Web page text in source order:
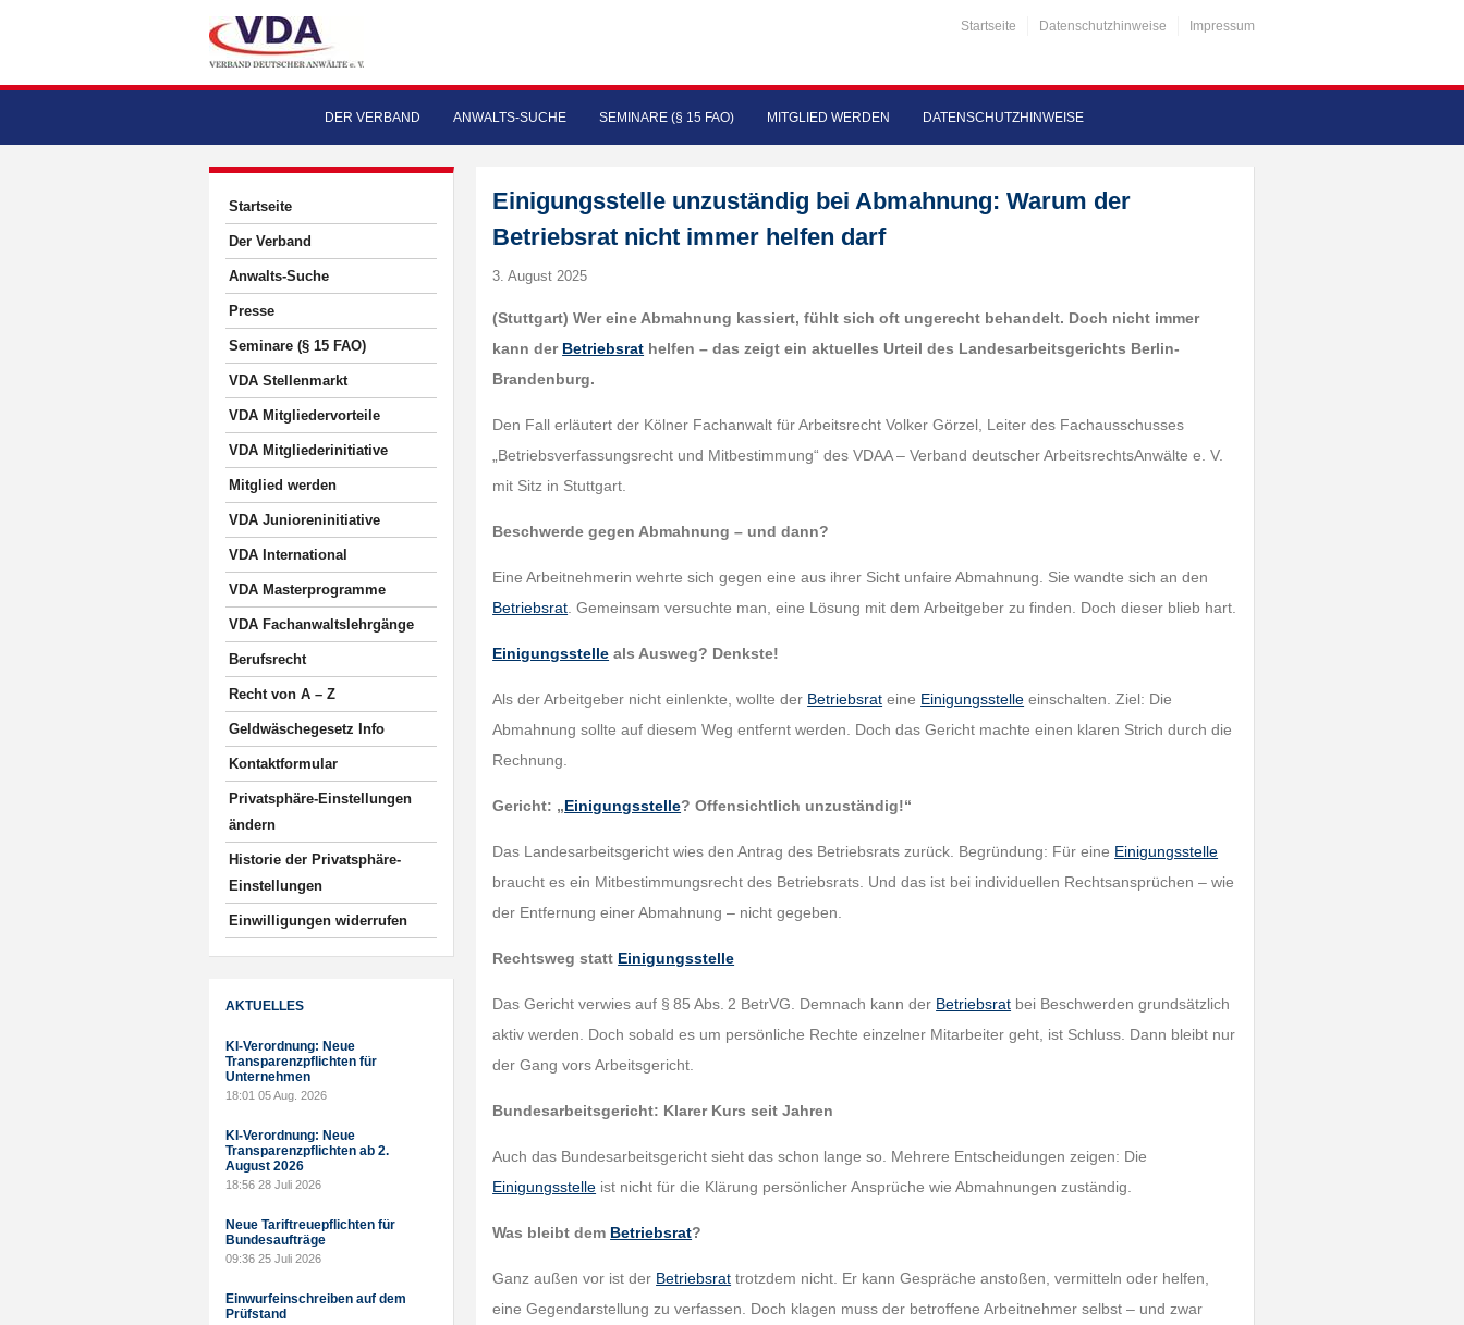
Startseite Datenschutzhinweise Impressum
DER VERBAND ANWALTS-SUCHE SEMINARE (§ 15 FAO) MITGLIED WERDEN DATENSCHUTZHINWEISE
Startseite
Der Verband
Anwalts-Suche
Presse
Seminare (§ 15 FAO)
VDA Stellenmarkt
VDA Mitgliedervorteile
VDA Mitgliederinitiative
Mitglied werden
VDA Junioreninitiative
VDA International
VDA Masterprogramme
VDA Fachanwaltslehrgänge
Berufsrecht
Recht von A – Z
Geldwäschegesetz Info
Kontaktformular
Privatsphäre-Einstellungen
ändern
Historie der Privatsphäre-
Einstellungen
Einwilligungen widerrufen
AKTUELLES
KI-Verordnung: Neue
Transparenzpflichten für
Unternehmen
18:01 05 Aug. 2026
KI-Verordnung: Neue
Transparenzpflichten ab 2.
August 2026
18:56 28 Juli 2026
Neue Tariftreuepflichten für
Bundesaufträge
09:36 25 Juli 2026
Einwurfeinschreiben auf dem
Prüfstand
Einigungsstelle unzuständig bei Abmahnung: Warum der
Betriebsrat nicht immer helfen darf
3. August 2025
(Stuttgart) Wer eine Abmahnung kassiert, fühlt sich oft ungerecht behandelt. Doch nicht immer
kann der Betriebsrat helfen – das zeigt ein aktuelles Urteil des Landesarbeitsgerichts Berlin-
Brandenburg.
Den Fall erläutert der Kölner Fachanwalt für Arbeitsrecht Volker Görzel, Leiter des Fachausschusses
„Betriebsverfassungsrecht und Mitbestimmung“ des VDAA – Verband deutscher ArbeitsrechtsAnwälte e. V.
mit Sitz in Stuttgart.
Beschwerde gegen Abmahnung – und dann?
Eine Arbeitnehmerin wehrte sich gegen eine aus ihrer Sicht unfaire Abmahnung. Sie wandte sich an den
Betriebsrat . Gemeinsam versuchte man, eine Lösung mit dem Arbeitgeber zu finden. Doch dieser blieb hart.
Einigungsstelle als Ausweg? Denkste!
Als der Arbeitgeber nicht einlenkte, wollte der Betriebsrat eine Einigungsstelle einschalten. Ziel: Die
Abmahnung sollte auf diesem Weg entfernt werden. Doch das Gericht machte einen klaren Strich durch die
Rechnung.
Gericht: „Einigungsstelle? Offensichtlich unzuständig!“
Das Landesarbeitsgericht wies den Antrag des Betriebsrats zurück. Begründung: Für eine Einigungsstelle
braucht es ein Mitbestimmungsrecht des Betriebsrats. Und das ist bei individuellen Rechtsansprüchen – wie
der Entfernung einer Abmahnung – nicht gegeben.
Rechtsweg statt Einigungsstelle
Das Gericht verwies auf § 85 Abs. 2 BetrVG. Demnach kann der Betriebsrat bei Beschwerden grundsätzlich
aktiv werden. Doch sobald es um persönliche Rechte einzelner Mitarbeiter geht, ist Schluss. Dann bleibt nur
der Gang vors Arbeitsgericht.
Bundesarbeitsgericht: Klarer Kurs seit Jahren
Auch das Bundesarbeitsgericht sieht das schon lange so. Mehrere Entscheidungen zeigen: Die
Einigungsstelle ist nicht für die Klärung persönlicher Ansprüche wie Abmahnungen zuständig.
Was bleibt dem Betriebsrat?
Ganz außen vor ist der Betriebsrat trotzdem nicht. Er kann Gespräche anstoßen, vermitteln oder helfen,
eine Gegendarstellung zu verfassen. Doch klagen muss der betroffene Arbeitnehmer selbst – und zwar